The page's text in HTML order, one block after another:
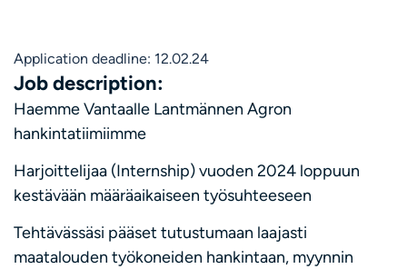
Application deadline: 12.02.24
Job description:
Haemme Vantaalle Lantmännen Agron
hankintatiimiimme
Harjoittelijaa (Internship) vuoden 2024 loppuun
kestävään määräaikaiseen työsuhteeseen
Tehtävässäsi pääset tutustumaan laajasti
maatalouden työkoneiden hankintaan, myynnin